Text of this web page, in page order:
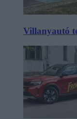
Villanyautó